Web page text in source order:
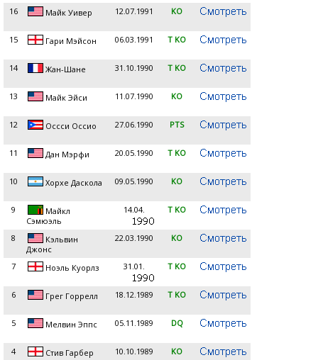
16 Майк Уивер 12.07.1991 KO
15 Гари Мэйсон 06.03.1991 T KO
14 Жан-Шане 31.10.1990 T KO
13 Майк Эйси 11.07.1990 KO
12 Оссси Оссио 27.06.1990 PTS
11 Дан Мэрфи 20.05.1990 T KO
10 Хорхе Даскола 09.05.1990 KO
9
Майкл
Сэмюэль
14.04. T KO
8
Кэльвин
Джонс
22.03.1990 KO
7 Ноэль Куорлз 31.01. T KO
6 Грег Горрелл 18.12.1989 T KO
5 Мелвин Эппс 05.11.1989 DQ
4 Стив Гарбер 10.10.1989 KO